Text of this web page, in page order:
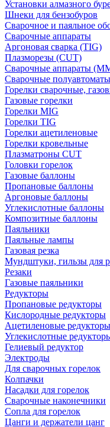
Установки алмазного
Шнеки для бензобуров
Сварочное и паяльное
Сварочные аппараты
Аргоновая сварка (TIG)
Плазморезы (CUT)
Сварочные аппараты
Сварочные
Горелки сварочные,
Газовые горелки
Горелки MIG
Горелки TIG
Горелки ацетиленовые
Горелки кровельные
Плазматроны CUT
Головки горелок
Газовые баллоны
Пропановые баллоны
Аргоновые баллоны
Углекислотные баллоны
Композитные баллоны
Паяльники
Паяльные лампы
Газовая резка
Мундштуки, гильзы для
Резаки
Газовые паяльники
Редукторы
Пропановые редукторы
Кислородные редукторы
Ацетиленовые редукторы
Углекислотные
Гелиевый редуктор
Электроды
Для сварочных горелок
Колпачки
Насадки для горелок
Сварочные наконечники
Сопла для горелок
Цанги и держатели цанг